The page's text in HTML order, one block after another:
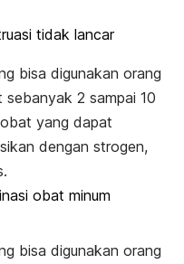
tidak lancar
bisa digunakan orang
2 sampai 10
yang dapat
dengan strogen,
obat minum
bisa digunakan orang